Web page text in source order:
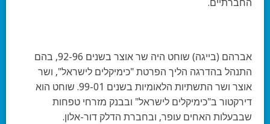
החברתיים.
אברהם (בייגה) שוחט היה שר אוצר בשנים 92-96, בהם
התנהל בהדרגה הליך הפרטת "כימיקלים לישראל", ושר
אוצר ושר התשתיות הלאומיות בשנים 99-01. שוחט הוא
דירקטור ב"כימיקלים לישראל" ובבנק מזרחי טפחות
שבבעלות האחים עופר, ובחברת הדלק דור-אלון.